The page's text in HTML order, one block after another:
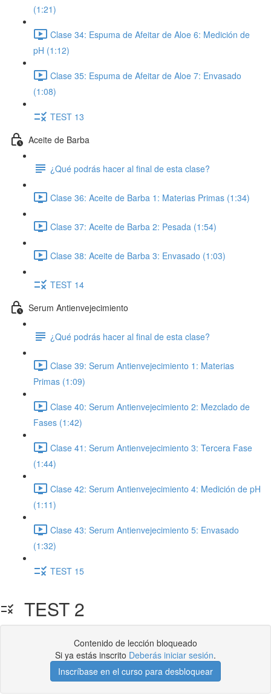
(1:21)
Clase 34: Espuma de Afeitar de Aloe 6: Medición de
pH (1:12)
Clase 35: Espuma de Afeitar de Aloe 7: Envasado
(1:08)
TEST 13
Aceite de Barba
¿Qué podrás hacer al final de esta clase?
Clase 36: Aceite de Barba 1: Materias Primas (1:34)
Clase 37: Aceite de Barba 2: Pesada (1:54)
Clase 38: Aceite de Barba 3: Envasado (1:03)
TEST 14
Serum Antienvejecimiento
¿Qué podrás hacer al final de esta clase?
Clase 39: Serum Antienvejecimiento 1: Materias
Primas (1:09)
Clase 40: Serum Antienvejecimiento 2: Mezclado de
Fases (1:42)
Clase 41: Serum Antienvejecimiento 3: Tercera Fase
(1:44)
Clase 42: Serum Antienvejecimiento 4: Medición de pH
(1:11)
Clase 43: Serum Antienvejecimiento 5: Envasado
(1:32)
TEST 15
TEST 2
Contenido de lección bloqueado
Si ya estás inscrito Deberás iniciar sesión.
Inscríbase en el curso para desbloquear